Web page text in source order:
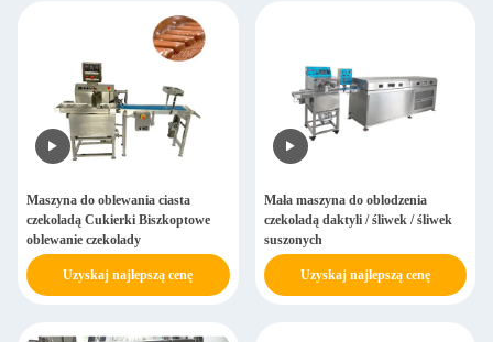
Maszyna do oblewania ciasta
czekoladą Cukierki Biszkoptowe
oblewanie czekolady
Uzyskaj najlepszą cenę
Mała maszyna do oblodzenia
czekoladą daktyli / śliwek / śliwek
suszonych
Uzyskaj najlepszą cenę